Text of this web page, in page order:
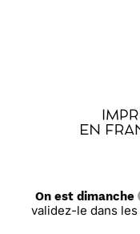
On est dimanche
validez-le dans les